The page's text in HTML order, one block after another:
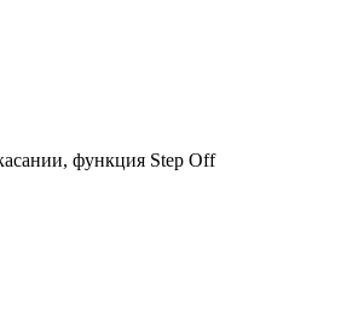
функция Step Off